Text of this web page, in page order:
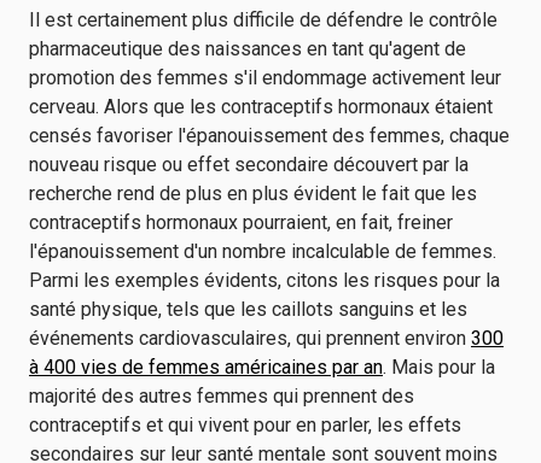
Il est certainement plus difficile de défendre le contrôle
pharmaceutique des naissances en tant qu'agent de
promotion des femmes s'il endommage activement leur
cerveau. Alors que les contraceptifs hormonaux étaient
censés favoriser l'épanouissement des femmes, chaque
nouveau risque ou effet secondaire découvert par la
recherche rend de plus en plus évident le fait que les
contraceptifs hormonaux pourraient, en fait, freiner
l'épanouissement d'un nombre incalculable de femmes.
Parmi les exemples évidents, citons les risques pour la
santé physique, tels que les caillots sanguins et les
événements cardiovasculaires, qui prennent environ 300
à 400 vies de femmes américaines par an. Mais pour la
majorité des autres femmes qui prennent des
contraceptifs et qui vivent pour en parler, les effets
secondaires sur leur santé mentale sont souvent moins